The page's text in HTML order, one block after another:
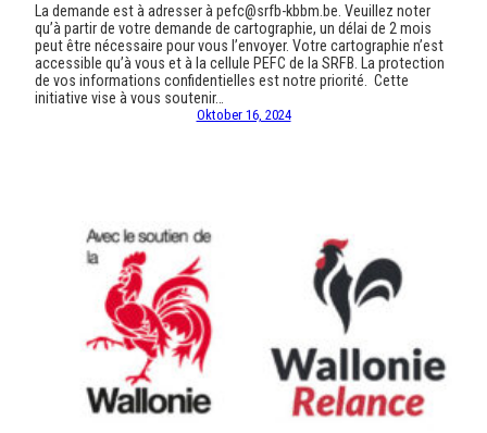
La demande est à adresser à pefc@srfb-kbbm.be. Veuillez noter
qu’à partir de votre demande de cartographie, un délai de 2 mois
peut être nécessaire pour vous l’envoyer. Votre cartographie n’est
accessible qu’à vous et à la cellule PEFC de la SRFB. La protection
de vos informations confidentielles est notre priorité. Cette
initiative vise à vous soutenir…
Oktober 16, 2024